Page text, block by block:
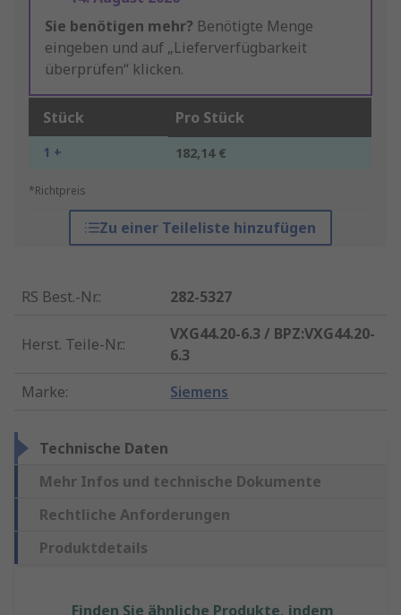
Sie benötigen mehr? Benötigte Menge
eingeben und auf „Lieferverfügbarkeit
überprüfen“ klicken.
Stück Pro Stück
1 + 182,14 €
*Richtpreis
Zu einer Teileliste hinzufügen
RS Best.-Nr.: 282-5327
Herst. Teile-Nr.:
VXG44.20-6.3 / BPZ:VXG44.20-
6.3
Marke: Siemens
Technische Daten
Mehr Infos und technische Dokumente
Rechtliche Anforderungen
Produktdetails
Finden Sie ähnliche Produkte, indem